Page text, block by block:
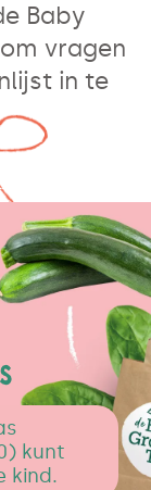
Baby
vragen
in te
kunt
kind.